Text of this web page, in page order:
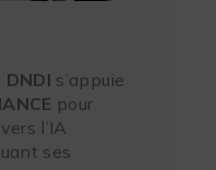
DNDI s’appuie
pour
l’IA
ses